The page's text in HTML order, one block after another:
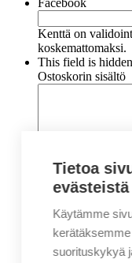
Facebook
Kenttä on
koskemattomaksi.
This field is
Ostoskorin sisältö
Nimi*
Tietoa
evästeistä
Käytämme
suorituskykyä